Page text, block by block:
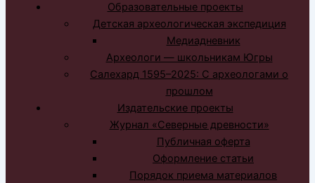
Образовательные проекты
Детская археологическая экспедиция
Медиадневник
Археологи — школьникам Югры
Салехард 1595–2025: С археологами о
прошлом
Издательские проекты
Журнал «Северные древности»
Публичная оферта
Оформление статьи
Порядок приема материалов